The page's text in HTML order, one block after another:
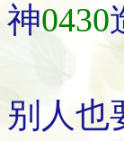
0430
别人